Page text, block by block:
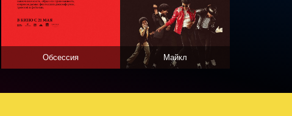
Обсессия Майкл